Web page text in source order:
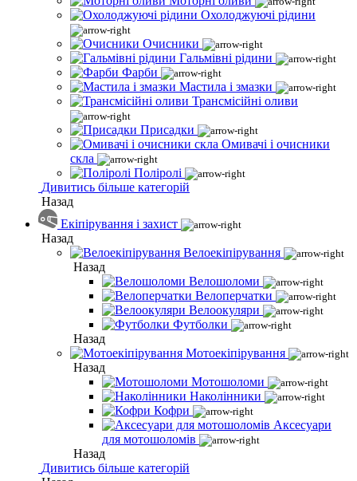
Охолоджуючі рідини
Очисники
Гальмівні рідини
Фарби
Мастила і змазки
Трансмісійні оливи
Присадки
Омивачі і очисники
скла
Поліролі
Дивитись більше категорій
Назад
Екіпірування і захист
Назад
Велоекіпірування
Назад
Велошоломи
Велоперчатки
Велоокуляри
Футболки
Назад
Мотоекіпірування
Назад
Мотошоломи
Наколінники
Кофри
Аксесуари
для мотошоломів
Назад
Дивитись більше категорій